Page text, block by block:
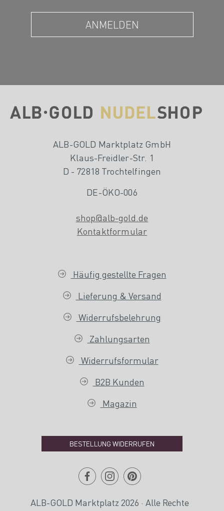
ALB-GOLD Marktplatz GmbH
Klaus-Freidler-Str. 1
D - 72818 Trochtelfingen
DE-ÖKO-006
shop@alb-gold.de
Kontaktformular
Häufig gestellte Fragen
Lieferung & Versand
Widerrufsbelehrung
Zahlungsarten
Widerrufsformular
B2B Kunden
Magazin
BESTELLUNG WIDERRUFEN
ALB-GOLD Marktplatz 2026 · Alle Rechte